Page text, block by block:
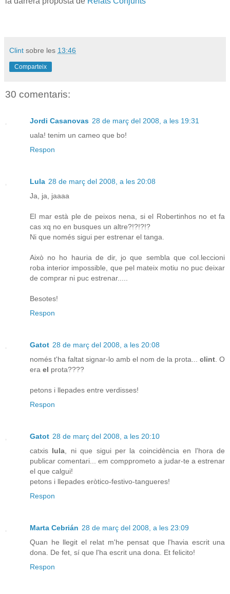
Clint sobre les 13:46
Comparteix
30 comentaris:
Jordi Casanovas 28 de març del 2008, a les 19:31
uala! tenim un cameo que bo!
Respon
Lula 28 de març del 2008, a les 20:08
Ja, ja, jaaaa
El mar està ple de peixos nena, si el Robertinhos no et fa
cas xq no en busques un altre?!?!?!?
Ni que només sigui per estrenar el tanga.
Això no ho hauria de dir, jo que sembla que col.leccioni
roba interior impossible, que pel mateix motiu no puc deixar
de comprar ni puc estrenar.....
Besotes!
Respon
Gatot 28 de març del 2008, a les 20:08
només t'ha faltat signar-lo amb el nom de la prota... clint . O
era el prota????
petons i llepades entre verdisses!
Respon
Gatot 28 de març del 2008, a les 20:10
catxis lula , ni que sigui per la coincidència en l'hora de
publicar comentari... em compprometo a judar-te a estrenar
el que calgui!
petons i llepades eròtico-festivo-tangueres!
Respon
Marta Cebrián 28 de març del 2008, a les 23:09
Quan he llegit el relat m'he pensat que l'havia escrit una
dona. De fet, sí que l'ha escrit una dona. Et felicito!
Respon